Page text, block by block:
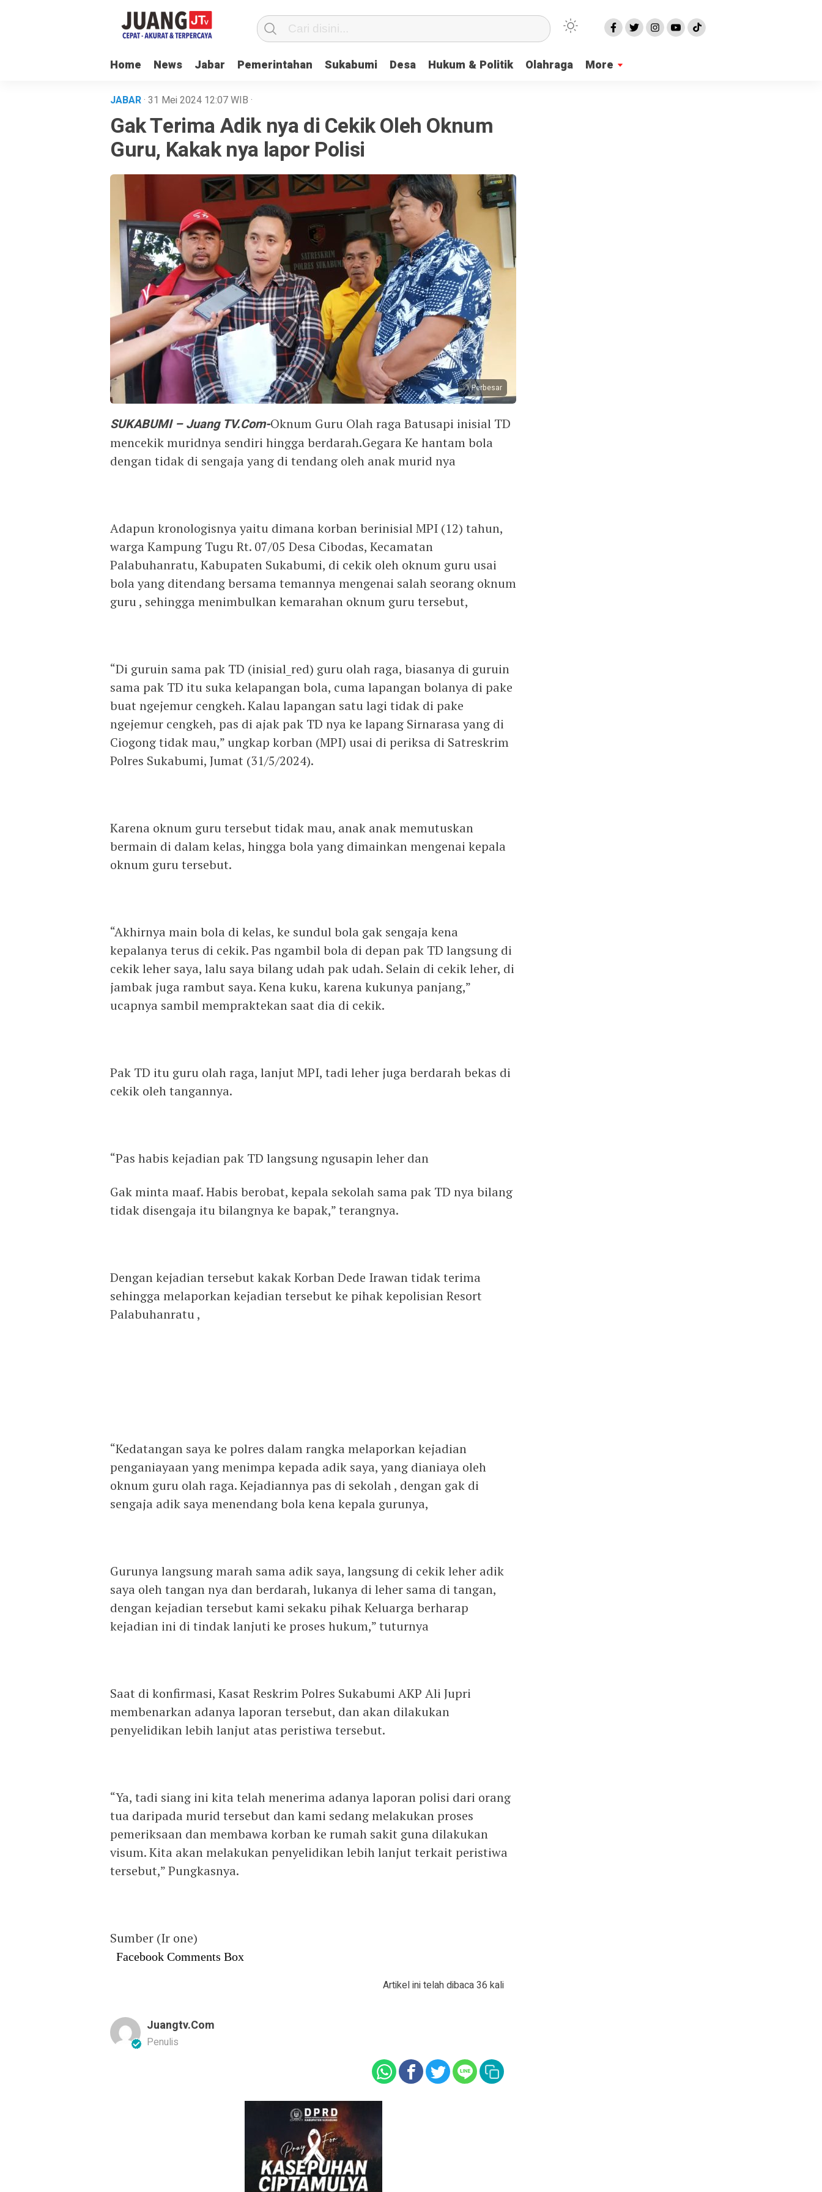
Home News Jabar Pemerintahan Sukabumi Desa Hukum & Politik Olahraga More
JABAR· 31 Mei 2024 12:07WIB ·
Gak Terima Adik nya di Cekik Oleh Oknum
Guru, Kakak nya lapor Polisi
Perbesar
SUKABUMI – Juang TV.Com-Oknum Guru Olah raga Batusapi inisial TD
mencekik muridnya sendiri hingga berdarah.Gegara Ke hantam bola
dengan tidak di sengaja yang di tendang oleh anak murid nya
Adapun kronologisnya yaitu dimana korban berinisial MPI (12) tahun,
warga Kampung Tugu Rt. 07/05 Desa Cibodas, Kecamatan
Palabuhanratu, Kabupaten Sukabumi, di cekik oleh oknum guru usai
bola yang ditendang bersama temannya mengenai salah seorang oknum
guru , sehingga menimbulkan kemarahan oknum guru tersebut,
“Di guruin sama pak TD (inisial_red) guru olah raga, biasanya di guruin
sama pak TD itu suka kelapangan bola, cuma lapangan bolanya di pake
buat ngejemur cengkeh. Kalau lapangan satu lagi tidak di pake
ngejemur cengkeh, pas di ajak pak TD nya ke lapang Sirnarasa yang di
Ciogong tidak mau,” ungkap korban (MPI) usai di periksa di Satreskrim
Polres Sukabumi, Jumat (31/5/2024).
Karena oknum guru tersebut tidak mau, anak anak memutuskan
bermain di dalam kelas, hingga bola yang dimainkan mengenai kepala
oknum guru tersebut.
“Akhirnya main bola di kelas, ke sundul bola gak sengaja kena
kepalanya terus di cekik. Pas ngambil bola di depan pak TD langsung di
cekik leher saya, lalu saya bilang udah pak udah. Selain di cekik leher, di
jambak juga rambut saya. Kena kuku, karena kukunya panjang,”
ucapnya sambil mempraktekan saat dia di cekik.
Pak TD itu guru olah raga, lanjut MPI, tadi leher juga berdarah bekas di
cekik oleh tangannya.
“Pas habis kejadian pak TD langsung ngusapin leher dan
Gak minta maaf. Habis berobat, kepala sekolah sama pak TD nya bilang
tidak disengaja itu bilangnya ke bapak,” terangnya.
Dengan kejadian tersebut kakak Korban Dede Irawan tidak terima
sehingga melaporkan kejadian tersebut ke pihak kepolisian Resort
Palabuhanratu ,
“Kedatangan saya ke polres dalam rangka melaporkan kejadian
penganiayaan yang menimpa kepada adik saya, yang dianiaya oleh
oknum guru olah raga. Kejadiannya pas di sekolah , dengan gak di
sengaja adik saya menendang bola kena kepala gurunya,
Gurunya langsung marah sama adik saya, langsung di cekik leher adik
saya oleh tangan nya dan berdarah, lukanya di leher sama di tangan,
dengan kejadian tersebut kami sekaku pihak Keluarga berharap
kejadian ini di tindak lanjuti ke proses hukum,” tuturnya
Saat di konfirmasi, Kasat Reskrim Polres Sukabumi AKP Ali Jupri
membenarkan adanya laporan tersebut, dan akan dilakukan
penyelidikan lebih lanjut atas peristiwa tersebut.
“Ya, tadi siang ini kita telah menerima adanya laporan polisi dari orang
tua daripada murid tersebut dan kami sedang melakukan proses
pemeriksaan dan membawa korban ke rumah sakit guna dilakukan
visum. Kita akan melakukan penyelidikan lebih lanjut terkait peristiwa
tersebut,” Pungkasnya.
Sumber (Ir one)
Facebook Comments Box
Artikel ini telah dibaca 36 kali
Juangtv.com
Penulis